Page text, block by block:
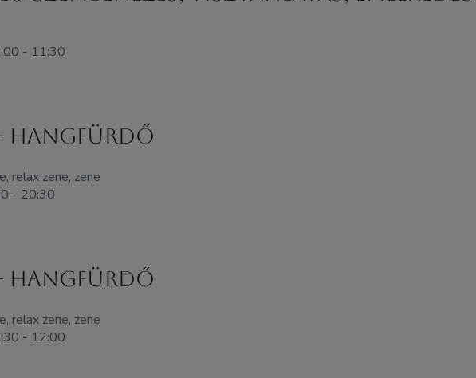
- 11:30
relax zene, zene
- 20:30
relax zene, zene
- 12:00